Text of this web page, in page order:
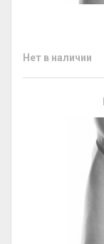
Нет в наличии